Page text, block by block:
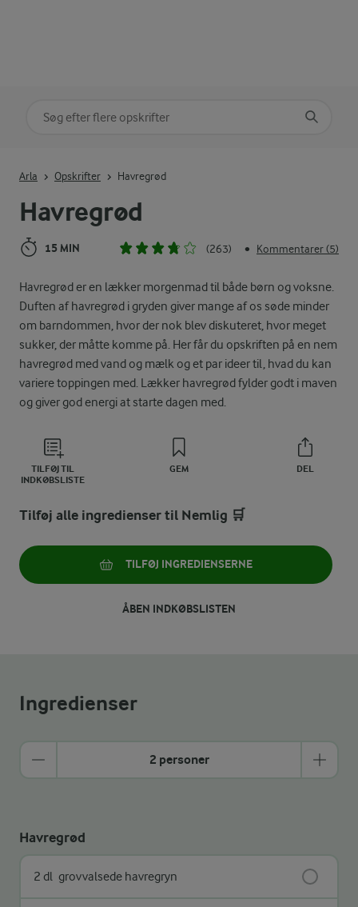
Havregrød
15 MIN (263) • Kommentarer (5)
Havregrød er en lækker morgenmad til både børn og voksne.
Duften af havregrød i gryden giver mange af os søde minder
om barndommen, hvor der nok blev diskuteret, hvor meget
sukker, der måtte komme på. Her får du opskriften på en nem
havregrød med vand og mælk og et par ideer til, hvad du kan
variere toppingen med. Lækker havregrød fylder godt i maven
og giver god energi at starte dagen med.
TILFØJ TIL
INDKØBSLISTE
GEM DEL
Arla Opskrifter Havregrød
Tilføj alle ingredienser til Nemlig 🛒
TILFØJ INGREDIENSERNE
ÅBEN INDKØBSLISTEN
Ingredienser
2 personer
Havregrød
2 dl grovvalsede havregryn
Søg på kategori